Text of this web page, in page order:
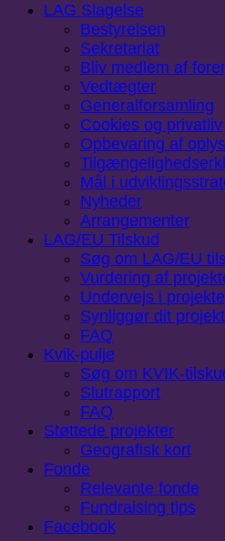
LAG Slagelse
Bestyrelsen
Sekretariat
Bliv medlem af
Vedtægter
Generalforsamling
Cookies og privatliv
Opbevaring af
Mål i
Nyheder
Arrangementer
LAG/EU Tilskud
Søg om LAG/EU
Vurdering af
Undervejs i
Synliggør dit projekt
FAQ
Kvik-pulje
Søg om KVIK-
Slutrapport
FAQ
Støttede projekter
Geografisk kort
Fonde
Relevante fonde
Fundraising tips
Facebook